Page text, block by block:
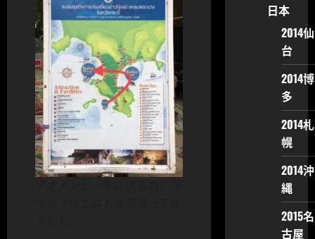
日本
2014仙
台
2014博
多
2014札
幌
2014沖
縄
2015名
古屋